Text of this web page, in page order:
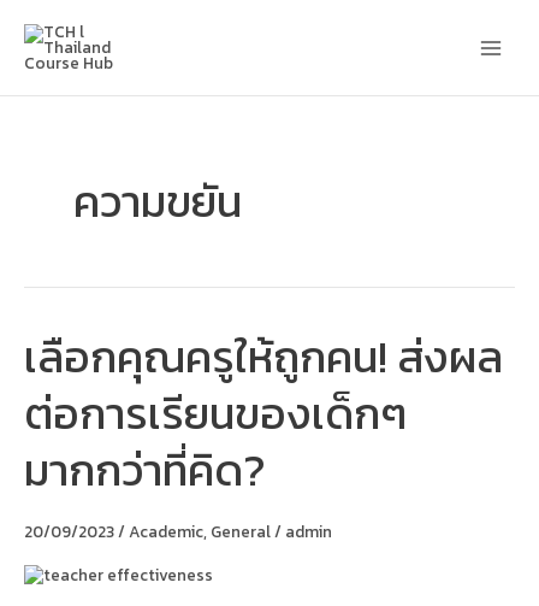
content
ความขยัน
เลือกคุณครูให้ถูกคน! ส่งผล
ต่อการเรียนของเด็กๆ
มากกว่าที่คิด?
20/09/2023/Academic, General/ admin
เลือก
คุณครู
ให้
คน!
ผล
ต่อ
เรียน
ของ
เด็กๆ
มากกว่า